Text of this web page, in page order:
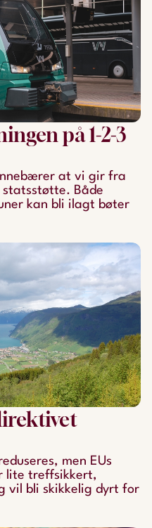
på 1-2-3
at vi gir fra
statsstøtte. Både
kan bli ilagt bøter
men EUs
lite treffsikkert,
vil bli skikkelig dyrt for